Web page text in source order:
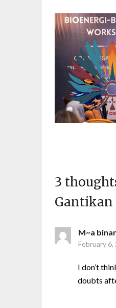
3
Gantikan
M~a
February 6,
I don’t
doubts